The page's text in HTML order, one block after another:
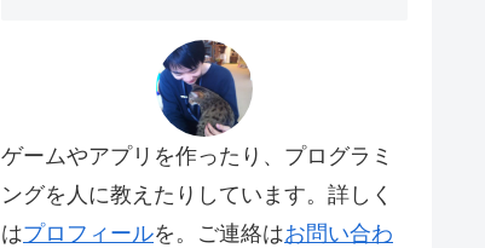
ゲームやアプリを作ったり、プログラミ
ングを人に教えたりしています。詳しく
はプロフィールを。ご連絡はお問い合わ